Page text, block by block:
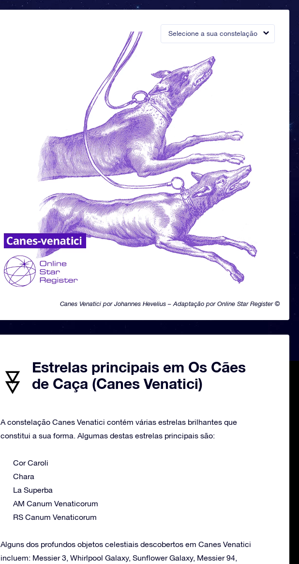
Selecione a sua constelação
Canes Venatici por Johannes Hevelius – Adaptação por Online Star Register ©
Estrelas principais em Os Cães
de Caça (Canes Venatici)
A constelação Canes Venatici contém várias estrelas brilhantes que
constitui a sua forma. Algumas destas estrelas principais são:
Cor Caroli
Chara
La Superba
AM Canum Venaticorum
RS Canum Venaticorum
Alguns dos profundos objetos celestiais descobertos em Canes Venatici
incluem: Messier 3, Whirlpool Galaxy, Sunflower Galaxy, Messier 94,